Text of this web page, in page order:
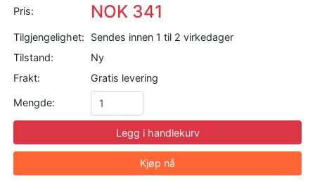
Pris: NOK 341
Tilgjengelighet:
Sendes innen 1 til 2 virkedager
Tilstand:
Ny
Frakt:
Gratis levering
Mengde:
Legg i handlekurv
Kjøp nå